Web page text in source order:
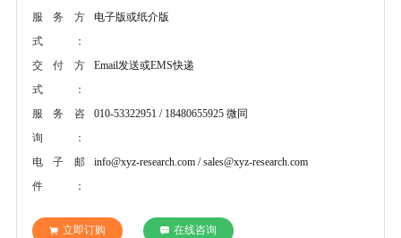
服务方
式：
电子版或纸介版
交付方
式：
Email发送或EMS快递
服务咨
询：
010-53322951 / 18480655925 微同
电子邮
件：
info@xyz-research.com / sales@xyz-research.com
立即订购 在线咨询